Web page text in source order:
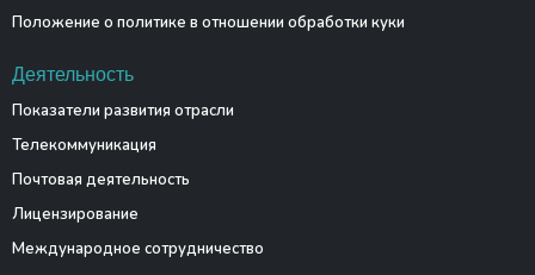
Положение о политике в отношении обработки куки
Деятельность
Показатели развития отрасли
Телекоммуникация
Почтовая деятельность
Лицензирование
Международное сотрудничество